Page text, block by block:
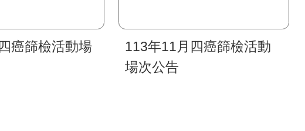
癌篩檢活動場
113年11月四癌篩檢活動
場次公告